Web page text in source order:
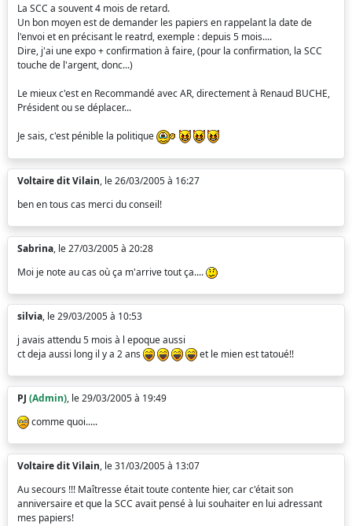
La SCC a souvent 4 mois de retard.
Un bon moyen est de demander les papiers en rappelant la date de
l'envoi et en précisant le reatrd, exemple : depuis 5 mois....
Dire, j'ai une expo + confirmation à faire, (pour la confirmation, la SCC
touche de l'argent, donc...)
Le mieux c'est en Recommandé avec AR, directement à Renaud BUCHE,
Président ou se déplacer...
Je sais, c'est pénible la politique
Voltaire dit Vilain, le 26/03/2005 à 16:27
ben en tous cas merci du conseil!
Sabrina, le 27/03/2005 à 20:28
Moi je note au cas où ça m'arrive tout ça....
silvia, le 29/03/2005 à 10:53
j avais attendu 5 mois à l epoque aussi
ct deja aussi long il y a 2 ans
et le mien est tatoué!!
PJ (Admin), le 29/03/2005 à 19:49
comme quoi.....
Voltaire dit Vilain, le 31/03/2005 à 13:07
Au secours !!! Maîtresse était toute contente hier, car c'était son
anniversaire et que la SCC avait pensé à lui souhaiter en lui adressant
mes papiers!